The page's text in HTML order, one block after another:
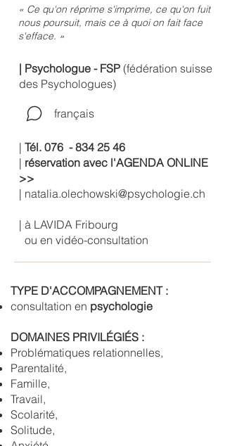
« Ce qu'on réprime s'imprime, ce qu'on fuit
nous poursuit, mais ce à quoi on fait face
s'efface. »
| Psychologue - FSP (fédération suisse
des Psychologues)
français
| Tél. 076 -834 25 46
| réservation avec l'AGENDA ONLINE
>>
| natalia.olechowski@psychologie.ch
| à LAVIDA Fribourg
ou en vidéo-consultation
TYPE D'ACCOMPAGNEMENT :
consultation en psychologie
DOMAINES PRIVILÉGIÉS :
Problématiques relationnelles,
Parentalité,
Famille,
Travail,
Scolarité,
Solitude,